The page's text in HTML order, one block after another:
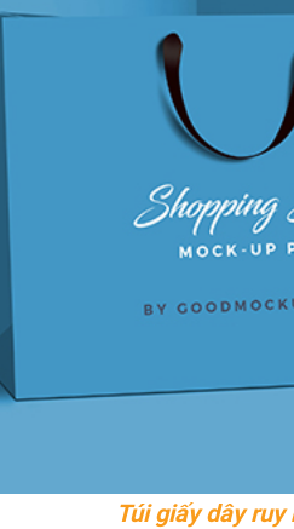
Túi giấy dây ruy